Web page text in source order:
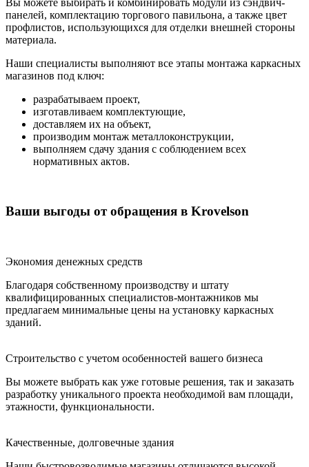
панелей, комплектацию торгового павильона, а также цвет
профлистов, использующихся для отделки внешней стороны
материала.
Наши специалисты выполняют все этапы монтажа каркасных
магазинов под ключ:
разрабатываем проект,
изготавливаем комплектующие,
доставляем их на объект,
производим монтаж металлоконструкции,
выполняем сдачу здания с соблюдением всех
нормативных актов.
Ваши выгоды от обращения в Krovelson
Экономия денежных средств
Благодаря собственному производству и штату
квалифицированных специалистов-монтажников мы
предлагаем минимальные цены на установку каркасных
зданий.
Строительство с учетом особенностей вашего бизнеса
Вы можете выбрать как уже готовые решения, так и заказать
разработку уникального проекта необходимой вам площади,
этажности, функциональности.
Качественные, долговечные здания